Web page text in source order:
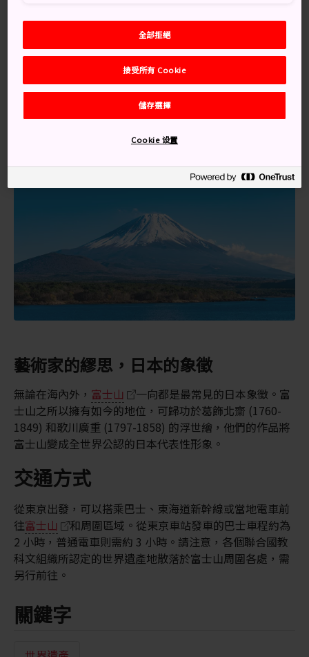
、淺間神社、
原
等等，在許多景點都看得到這座山峰的絕美景色。這
個世界遺產也有特殊的朝山參拜路線，長久以來不斷引領
僧侶前來追尋靈性的加持。
藝術家的繆思，日本的象徵
無論在海內外， 富士山
一向都是最常見的日本象徵。富
士山之所以擁有如今的地位，可歸功於葛飾北齋 (1760-
1849) 和歌川廣重 (1797-1858) 的浮世繪，他們的作品將
富士山變成全世界公認的日本代表性形象。
交通方式
從東京出發，可以搭乘巴士、東海道新幹線或當地電車前
往富士山
和周圍區域。從東京車站發車的巴士車程約為
2 小時，普通電車則需約 3 小時。請注意，各個聯合國教
科文組織所認定的世界遺產地散落於富士山周圍各處，需
另行前往。
關鍵字
全部拒絕
接受所有 Cookie
儲存選擇
Cookie 设置